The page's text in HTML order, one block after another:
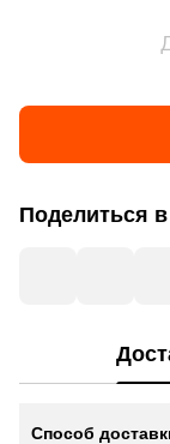
Поделиться
Способ